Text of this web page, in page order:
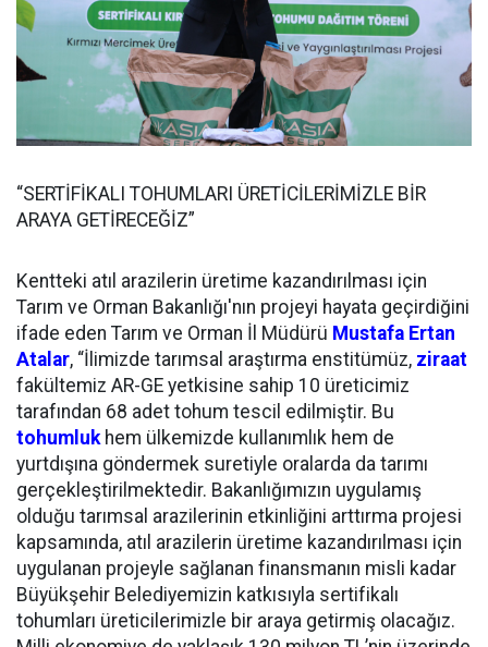
“SERTİFİKALI TOHUMLARI ÜRETİCİLERİMİZLE BİR
ARAYA GETİRECEĞİZ”
Kentteki atıl arazilerin üretime kazandırılması için
Tarım ve Orman Bakanlığı'nın projeyi hayata geçirdiğini
ifade eden Tarım ve Orman İl Müdürü Mustafa Ertan
Atalar, “İlimizde tarımsal araştırma enstitümüz, ziraat
fakültemiz AR-GE yetkisine sahip 10 üreticimiz
tarafından 68 adet tohum tescil edilmiştir. Bu
tohumluk hem ülkemizde kullanımlık hem de
yurtdışına göndermek suretiyle oralarda da tarımı
gerçekleştirilmektedir. Bakanlığımızın uygulamış
olduğu tarımsal arazilerinin etkinliğini arttırma projesi
kapsamında, atıl arazilerin üretime kazandırılması için
uygulanan projeyle sağlanan finansmanın misli kadar
Büyükşehir Belediyemizin katkısıyla sertifikalı
tohumları üreticilerimizle bir araya getirmiş olacağız.